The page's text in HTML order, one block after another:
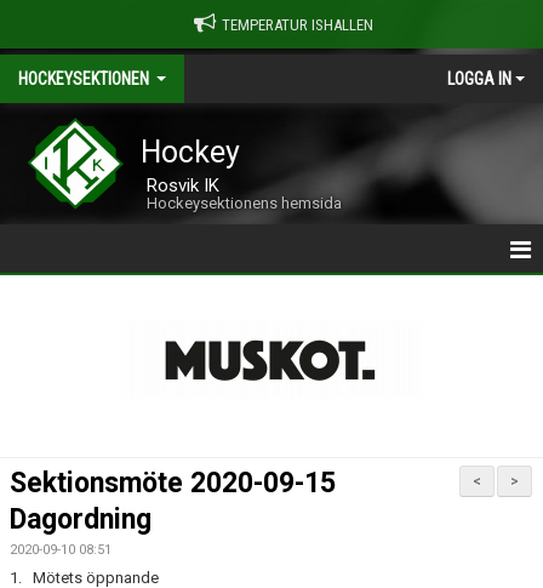
TEMPERATUR ISHALLEN
HOCKEYSEKTIONEN LOGGA IN
Hockey
Rosvik IK
Hockeysektionens hemsida
BILDGALLERI
DOKUMENT
>
<
Sektionsmöte 2020-09-15
Dagordning
2020-09-10 08:51
1. Mötets öppnande